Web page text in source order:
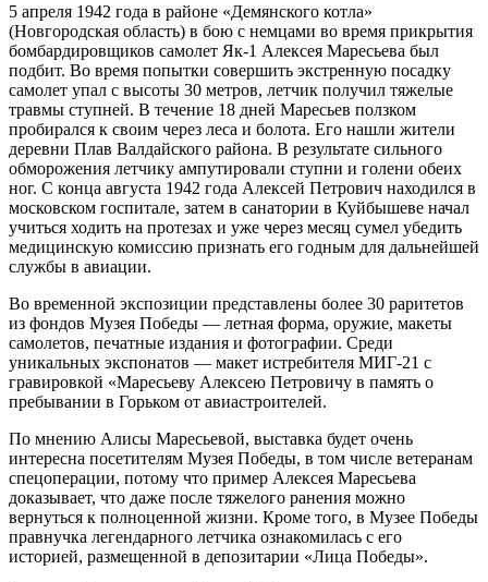
5 апреля 1942 года в районе «Демянского котла»
(Новгородская область) в бою с немцами во время прикрытия
бомбардировщиков самолет Як‑1 Алексея Маресьева был
подбит. Во время попытки совершить экстренную посадку
самолет упал с высоты 30 метров, летчик получил тяжелые
травмы ступней. В течение 18 дней Маресьев ползком
пробирался к своим через леса и болота. Его нашли жители
деревни Плав Валдайского района. В результате сильного
обморожения летчику ампутировали ступни и голени обеих
ног. С конца августа 1942 года Алексей Петрович находился в
московском госпитале, затем в санатории в Куйбышеве начал
учиться ходить на протезах и уже через месяц сумел убедить
медицинскую комиссию признать его годным для дальнейшей
службы в авиации.
Во временной экспозиции представлены более 30 раритетов
из фондов Музея Победы — летная форма, оружие, макеты
самолетов, печатные издания и фотографии. Среди
уникальных экспонатов — макет истребителя МИГ-21 с
гравировкой «Маресьеву Алексею Петровичу в память о
пребывании в Горьком от авиастроителей.
По мнению Алисы Маресьевой, выставка будет очень
интересна посетителям Музея Победы, в том числе ветеранам
спецоперации, потому что пример Алексея Маресьева
доказывает, что даже после тяжелого ранения можно
вернуться к полноценной жизни. Кроме того, в Музее Победы
правнучка легендарного летчика ознакомилась с его
историей, размещенной в депозитарии «Лица Победы».